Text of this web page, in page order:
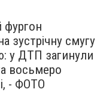
фургон
зустрічну смугу
у ДТП загинули
восьмеро
- ФОТО